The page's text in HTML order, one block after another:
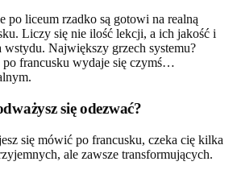
po liceum rzadko są gotowi na realną
Liczy się nie ilość lekcji, a ich jakość i
wstydu. Największy grzech systemu?
po francusku wydaje się czymś…
się odezwać?
się mówić po francusku, czeka cię kilka
ale zawsze transformujących.